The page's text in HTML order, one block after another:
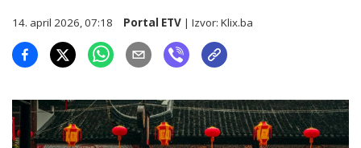
14. april 2026, 07:18 Portal ETV | Izvor:Klix.ba